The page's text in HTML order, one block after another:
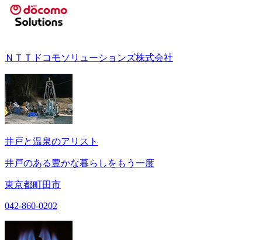
ＮＴＴドコモソリューションズ株式会社
井戸と温泉のアリスト
井戸のある豊かな暮らしをもう一度
東京都町田市
042-860-0202